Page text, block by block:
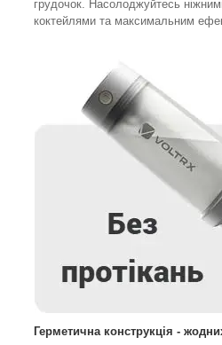
грудочок. Насолоджуйтесь
коктейлями та максимальним
Герметична конструкція -